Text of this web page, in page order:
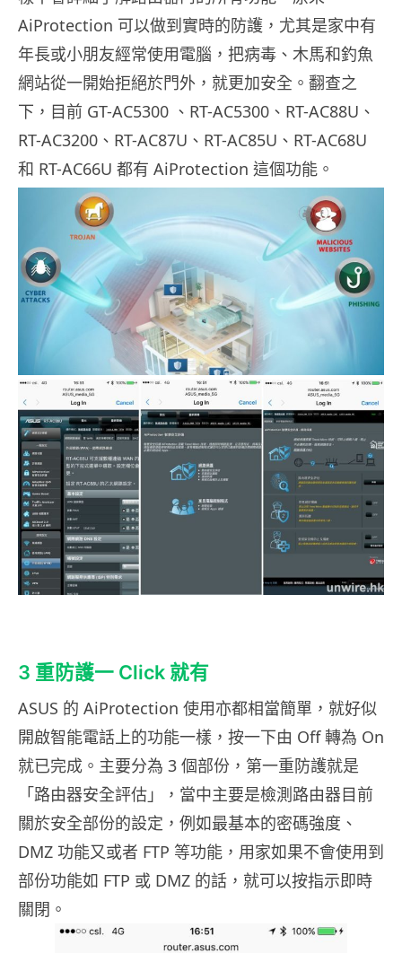
AiProtection 可以做到實時的防護，尤其是家中有
年長或小朋友經常使用電腦，把病毒、木馬和釣魚
網站從一開始拒絕於門外，就更加安全。翻查之
下，目前 GT-AC5300 、RT-AC5300、RT-AC88U、
RT-AC3200、RT-AC87U、RT-AC85U、RT-AC68U
和 RT-AC66U 都有 AiProtection 這個功能。
3 重防護一 Click 就有
ASUS 的 AiProtection 使用亦都相當簡單，就好似
開啟智能電話上的功能一樣，按一下由 Off 轉為 On
就已完成。主要分為 3 個部份，第一重防護就是
「路由器安全評估」，當中主要是檢測路由器目前
關於安全部份的設定，例如最基本的密碼強度、
DMZ 功能又或者 FTP 等功能，用家如果不會使用到
部份功能如 FTP 或 DMZ 的話，就可以按指示即時
關閉。